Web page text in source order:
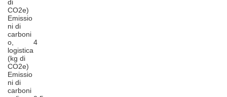
di
CO2e)
Emissio
ni di
carboni
o,
logistica
(kg di
CO2e)
4
Emissio
ni di
carboni